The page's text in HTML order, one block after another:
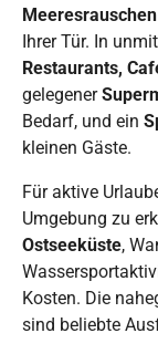
Meeresrauschen
Ihrer Tür. In
Restaurants,
gelegener
Bedarf, und ein
kleinen Gäste.
Für aktive
Umgebung zu
Ostseeküste,
Kosten. Die
sind beliebte